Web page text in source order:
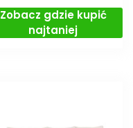
Zobacz gdzie kupić
najtaniej